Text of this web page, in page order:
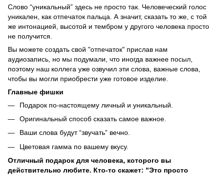
Слово “уникальный” здесь не просто так. Человеческий голос
уникален, как отпечаток пальца. А значит, сказать то же, с той
же интонацией, высотой и тембром у другого человека просто
не получится.
Вы можете создать свой "отпечаток" прислав нам
аудиозапись, но мы подумали, что иногда важнее посыл,
поэтому наш коллега уже озвучил эти слова, важные слова,
чтобы вы могли приобрести уже готовое изделие.
Главные фишки
Подарок по-настоящему личный и уникальный.
Оригинальный способ сказать самое важное.
Ваши слова будут “звучать” вечно.
Цветовая гамма по вашему вкусу.
Отличный подарок для человека, которого вы
действительно любите. Кто-то скажет: "Это просто